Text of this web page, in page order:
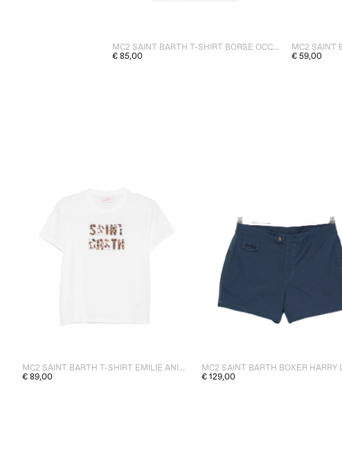
MC2 SAINT BARTH T-SHIRT BORSE OCCHIAIE DONNA BIANCO
€ 85,00
€ 59,00
MC2 SAINT BARTH T-SHIRT EMILIE ANIMALIER DONNA BIANCO
€ 89,00
€ 129,00